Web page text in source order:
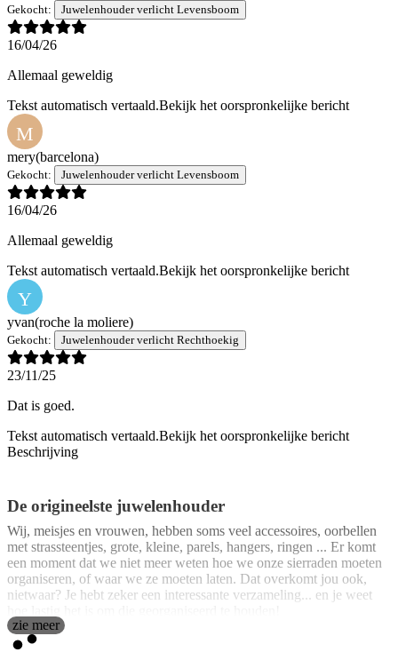
Gekocht: Juwelenhouder verlicht Levensboom
16/04/26
Allemaal geweldig
Tekst automatisch vertaald.Bekijk het oorspronkelijke bericht
M
mery(barcelona)
Gekocht: Juwelenhouder verlicht Levensboom
16/04/26
Allemaal geweldig
Tekst automatisch vertaald.Bekijk het oorspronkelijke bericht
Y
yvan(roche la moliere)
Gekocht: Juwelenhouder verlicht Rechthoekig
23/11/25
Dat is goed.
Tekst automatisch vertaald.Bekijk het oorspronkelijke bericht
Beschrijving
De origineelste juwelenhouder
Wij, meisjes en vrouwen, hebben soms veel accessoires, oorbellen
met strassteentjes, grote, kleine, parels, hangers, ringen ... Er komt
een moment dat we niet meer weten hoe we onze sierraden moeten
organiseren, of waar we ze moeten laten. Dat overkomt jou ook,
nietwaar? Je hebt zeker een interessante verzameling... en je weet
Welnu, je hoeft niet meer te twijfelen over hoe je jouw accessoires
zie meer